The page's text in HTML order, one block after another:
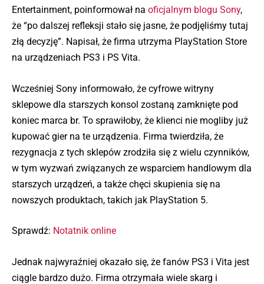
Entertainment, poinformował na oficjalnym blogu Sony,
że “po dalszej refleksji stało się jasne, że podjęliśmy tutaj
złą decyzję”. Napisał, że firma utrzyma PlayStation Store
na urządzeniach PS3 i PS Vita.
Wcześniej Sony informowało, że cyfrowe witryny
sklepowe dla starszych konsol zostaną zamknięte pod
koniec marca br. To sprawiłoby, że klienci nie mogliby już
kupować gier na te urządzenia. Firma twierdziła, że
rezygnacja z tych sklepów zrodziła się z wielu czynników,
w tym wyzwań związanych ze wsparciem handlowym dla
starszych urządzeń, a także chęci skupienia się na
nowszych produktach, takich jak PlayStation 5.
Sprawdź: Notatnik online
Jednak najwyraźniej okazało się, że fanów PS3 i Vita jest
ciągle bardzo dużo. Firma otrzymała wiele skarg i